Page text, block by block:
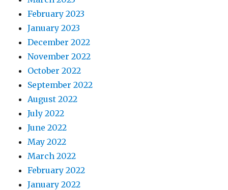
February 2023
January 2023
December 2022
November 2022
October 2022
September 2022
August 2022
July 2022
June 2022
May 2022
March 2022
February 2022
January 2022